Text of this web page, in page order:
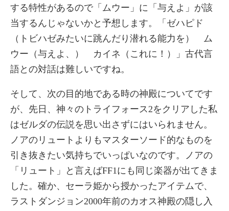
する特性があるので「ムウー」に「与えよ」が該
当するんじゃないかと予想します。「ゼハピド
（トビハゼみたいに跳んだり潜れる能力を） ム
ウー（与えよ、） カイネ（これに！）」古代言
語との対話は難しいですね。
そして、次の目的地である時の神殿についてです
が、先日、神々のトライフォース2をクリアした私
はゼルダの伝説を思い出さずにはいられません。
ノアのリュートよりもマスターソード的なものを
引き抜きたい気持ちでいっぱいなのです。ノアの
「リュート」と言えばFF1にも同じ楽器が出てきま
した。確か、セーラ姫から授かったアイテムで、
ラストダンジョン2000年前のカオス神殿の隠し入